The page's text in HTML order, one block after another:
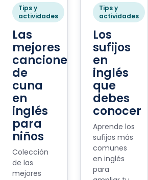
Tips y
actividades
Las
mejores
canciones
de
cuna
en
inglés
para
niños
Colección
de las
mejores
Tips y
actividades
Los
sufijos
en
inglés
que
debes
conocer
Aprende los
sufijos más
comunes
en inglés
para